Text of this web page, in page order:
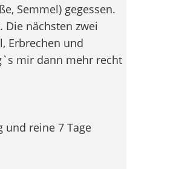
Semmel) gegessen.
nächsten zwei
Erbrechen und
mir dann mehr recht
und reine 7 Tage